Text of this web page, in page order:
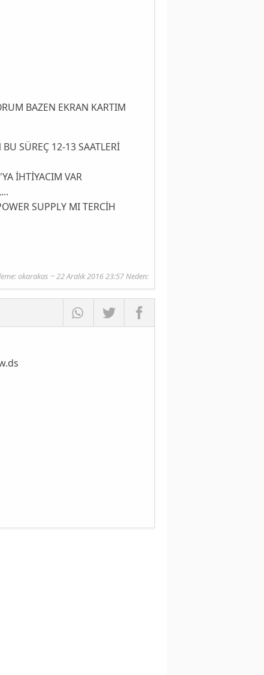
BAZEN EKRAN KARTIM
SÜREÇ 12-13 SAATLERİ
İHTİYACIM VAR
SUPPLY MI TERCİH
okarakas ~ 22 Aralık 2016 23:57 Neden: